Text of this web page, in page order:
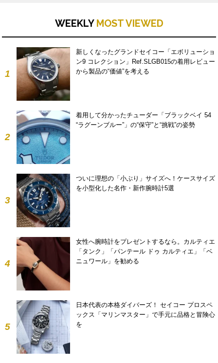
WEEKLY MOST VIEWED
1
新しくなったグランドセイコー「エボリューショ
ン9 コレクション」Ref.SLGB015の着用レビュー
から製品の“価値”を考える
2
着用して分かったチューダー「ブラックベイ 54
“ラグーンブルー”」の“保守”と“挑戦”の姿勢
3
ついに理想の「小ぶり」サイズへ！ケースサイズ
を小型化した名作・新作腕時計5選
4
女性へ腕時計をプレゼントするなら。カルティエ
「タンク」「パンテール ドゥ カルティエ」「ベ
ニュワール」を勧める
5
日本代表の本格ダイバーズ！ セイコー プロスペ
ックス「マリンマスター」で手元に品格と冒険心
を